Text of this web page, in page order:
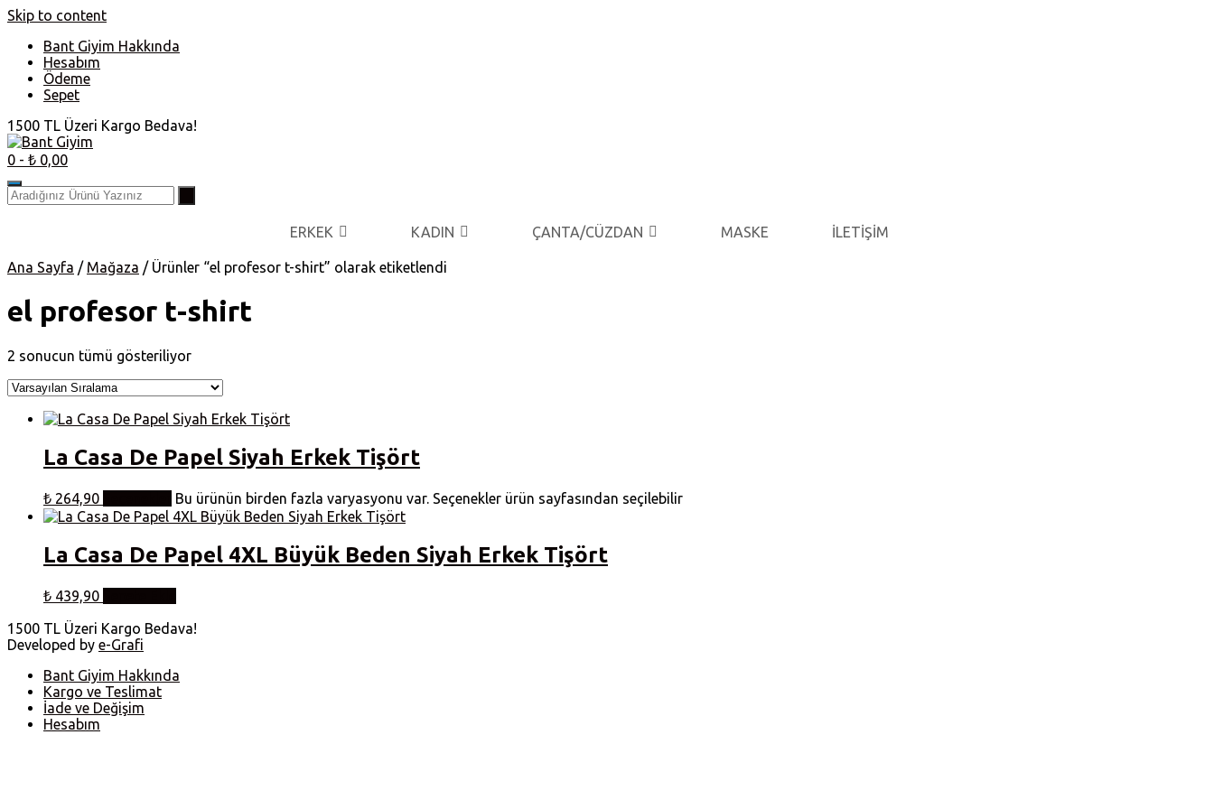
Skip to content
Bant Giyim Hakkında
Hesabım
Ödeme
Sepet
1500 TL Üzeri Kargo Bedava!
0 - ₺ 0,00
ERKEK KADIN ÇANTA/CÜZDAN MASKE İLETİŞİM
Ana Sayfa / Mağaza / Ürünler “el profesor t-shirt” olarak etiketlendi
el profesor t-shirt
2 sonucun tümü gösteriliyor
La Casa De Papel Siyah Erkek Tişört
₺ 264,90 Bu ürünün birden fazla varyasyonu var. Seçenekler ürün sayfasından seçilebilir
La Casa De Papel 4XL Büyük Beden Siyah Erkek Tişört
₺ 439,90
1500 TL Üzeri Kargo Bedava!
Developed by e-Grafi
Bant Giyim Hakkında
Kargo ve Teslimat
İade ve Değişim
Hesabım